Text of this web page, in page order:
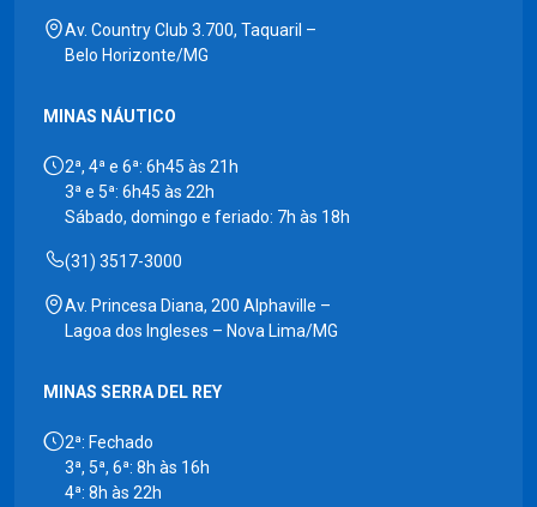
Av. Country Club 3.700, Taquaril –
Belo Horizonte/MG
MINAS NÁUTICO
2ª, 4ª e 6ª: 6h45 às 21h
3ª e 5ª: 6h45 às 22h
Sábado, domingo e feriado: 7h às 18h
(31) 3517-3000
Av. Princesa Diana, 200 Alphaville –
Lagoa dos Ingleses – Nova Lima/MG
MINAS SERRA DEL REY
2ª: Fechado
3ª, 5ª, 6ª: 8h às 16h
4ª: 8h às 22h